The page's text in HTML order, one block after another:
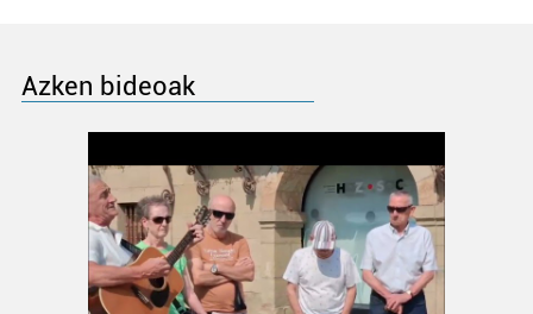
Azken bideoak